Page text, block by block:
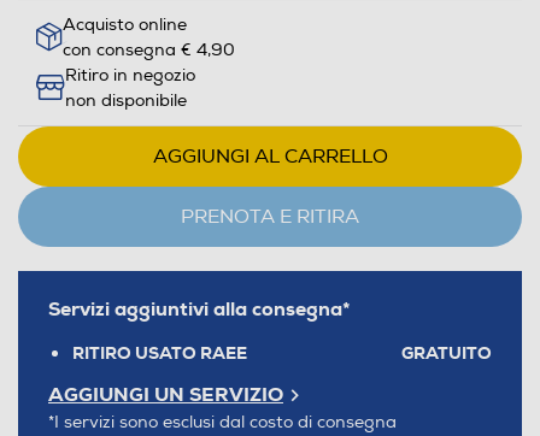
Acquisto online
con consegna € 4,90
Ritiro in negozio
non disponibile
AGGIUNGI AL CARRELLO
PRENOTA E RITIRA
Servizi aggiuntivi alla consegna*
RITIRO USATO RAEE GRATUITO
AGGIUNGI UN SERVIZIO
*I servizi sono esclusi dal costo di consegna